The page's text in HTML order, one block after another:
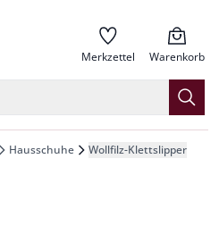
Merkzettel Warenkorb
Hausschuhe Wollfilz-Klettslipper